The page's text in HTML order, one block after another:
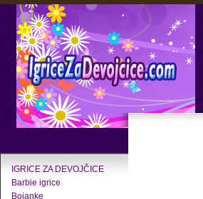
IGRICE ZA DEVOJČICE
Barbie igrice
Bojanke